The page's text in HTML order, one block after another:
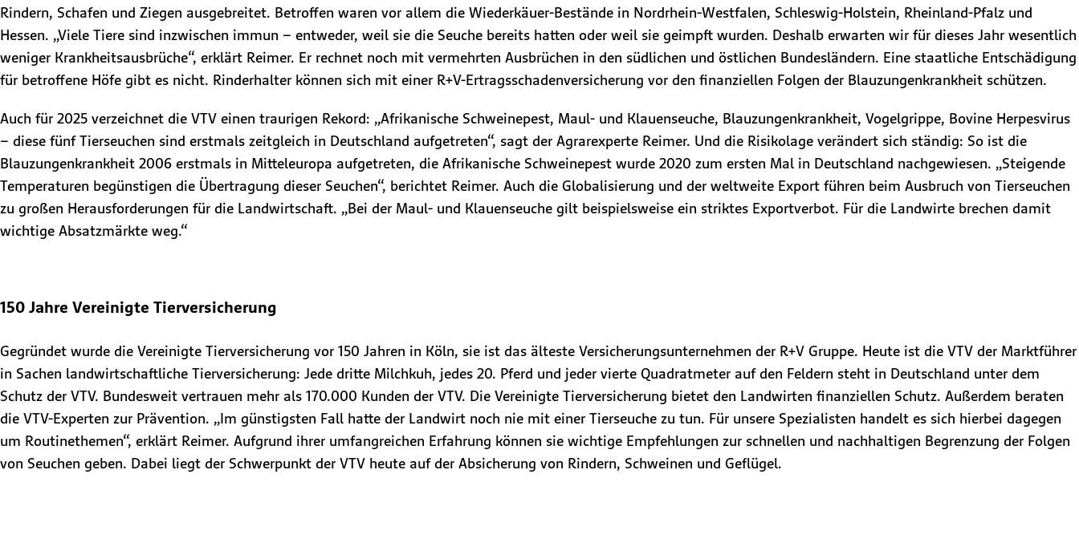
Rindern, Schafen und Ziegen ausgebreitet. Betroffen waren vor allem die Wiederkäuer-Bestände in Nordrhein-Westfalen, Schleswig-Holstein, Rheinland-Pfalz und
Hessen. „Viele Tiere sind inzwischen immun – entweder, weil sie die Seuche bereits hatten oder weil sie geimpft wurden. Deshalb erwarten wir für dieses Jahr wesentlich
weniger Krankheitsausbrüche“, erklärt Reimer. Er rechnet noch mit vermehrten Ausbrüchen in den südlichen und östlichen Bundesländern. Eine staatliche Entschädigung
für betroffene Höfe gibt es nicht. Rinderhalter können sich mit einer R+V-Ertragsschadenversicherung vor den finanziellen Folgen der Blauzungenkrankheit schützen.
Auch für 2025 verzeichnet die VTV einen traurigen Rekord: „Afrikanische Schweinepest, Maul- und Klauenseuche, Blauzungenkrankheit, Vogelgrippe, Bovine Herpesvirus
– diese fünf Tierseuchen sind erstmals zeitgleich in Deutschland aufgetreten“, sagt der Agrarexperte Reimer. Und die Risikolage verändert sich ständig: So ist die
Blauzungenkrankheit 2006 erstmals in Mitteleuropa aufgetreten, die Afrikanische Schweinepest wurde 2020 zum ersten Mal in Deutschland nachgewiesen. „Steigende
Temperaturen begünstigen die Übertragung dieser Seuchen“, berichtet Reimer. Auch die Globalisierung und der weltweite Export führen beim Ausbruch von Tierseuchen
zu großen Herausforderungen für die Landwirtschaft. „Bei der Maul- und Klauenseuche gilt beispielsweise ein striktes Exportverbot. Für die Landwirte brechen damit
wichtige Absatzmärkte weg.“
150 Jahre Vereinigte Tierversicherung
Gegründet wurde die Vereinigte Tierversicherung vor 150 Jahren in Köln, sie ist das älteste Versicherungsunternehmen der R+V Gruppe. Heute ist die VTV der Marktführer
in Sachen landwirtschaftliche Tierversicherung: Jede dritte Milchkuh, jedes 20. Pferd und jeder vierte Quadratmeter auf den Feldern steht in Deutschland unter dem
Schutz der VTV. Bundesweit vertrauen mehr als 170.000 Kunden der VTV. Die Vereinigte Tierversicherung bietet den Landwirten finanziellen Schutz. Außerdem beraten
die VTV-Experten zur Prävention. „Im günstigsten Fall hatte der Landwirt noch nie mit einer Tierseuche zu tun. Für unsere Spezialisten handelt es sich hierbei dagegen
um Routinethemen“, erklärt Reimer. Aufgrund ihrer umfangreichen Erfahrung können sie wichtige Empfehlungen zur schnellen und nachhaltigen Begrenzung der Folgen
von Seuchen geben. Dabei liegt der Schwerpunkt der VTV heute auf der Absicherung von Rindern, Schweinen und Geflügel.